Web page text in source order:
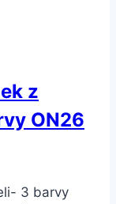
z
ON26
3 barvy